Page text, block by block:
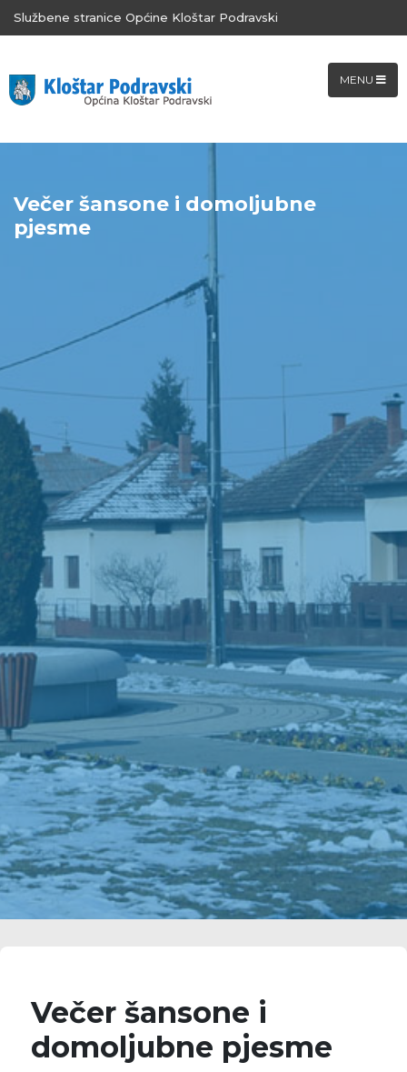
Službene stranice Općine Kloštar Podravski
MENU
Večer šansone i domoljubne
pjesme
Večer šansone i
domoljubne pjesme